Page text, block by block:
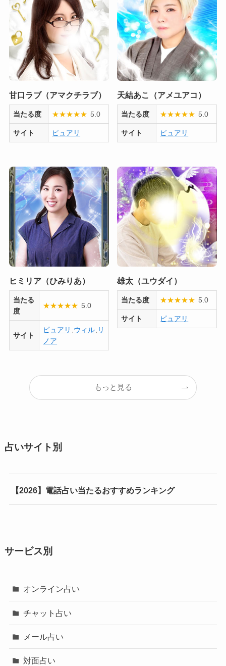
甘口ラブ（アマクチラブ）
当たる度 ★★★★★ 5.0
サイト ピュアリ
天結あこ（アメユアコ）
当たる度 ★★★★★ 5.0
サイト ピュアリ
ヒミリア（ひみりあ）
当たる
度
★★★★★ 5.0
サイト
ピュアリ ,ウィル, リ
ノア
雄太（ユウダイ）
当たる度 ★★★★★ 5.0
サイト ピュアリ
もっと見る
占いサイト別
【2026】電話占い当たるおすすめランキング
サービス別
オンライン占い
チャット占い
メール占い
対面占い